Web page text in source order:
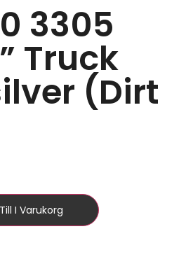
3305
Truck
(Dirt
I Varukorg